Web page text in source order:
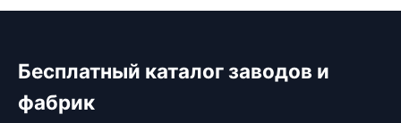
Бесплатный каталог заводов и
фабрик